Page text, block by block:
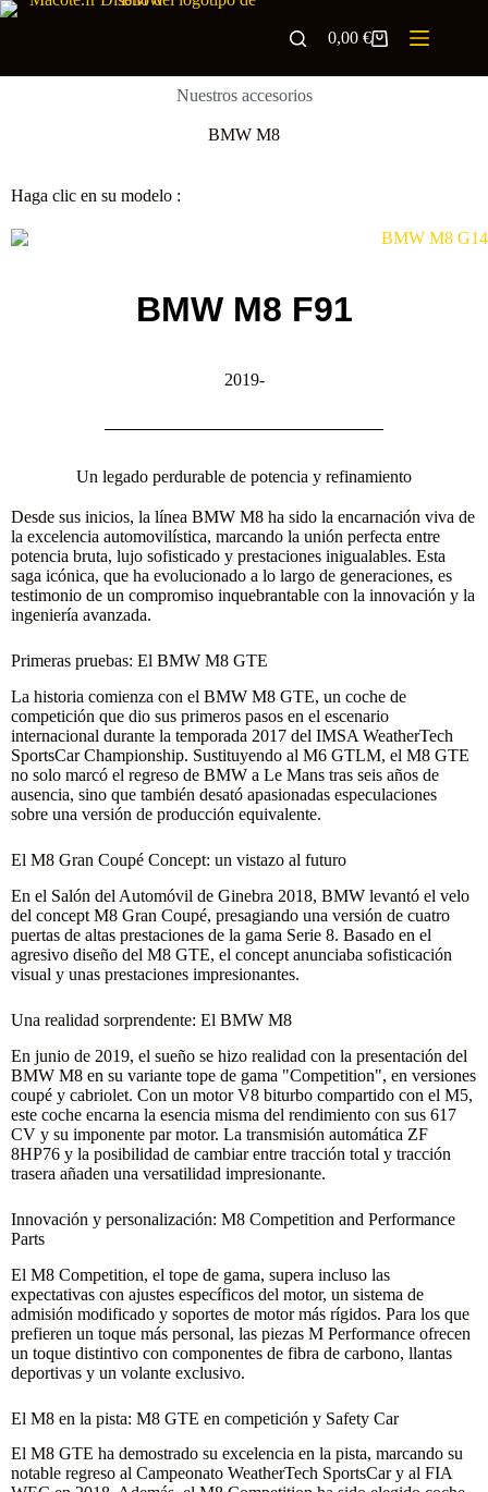
0,00€
Nuestros accesorios
BMW M8
Haga clic en su modelo :
BMW M8 F91
2019-
Un legado perdurable de potencia y refinamiento
Desde sus inicios, la línea BMW M8 ha sido la encarnación viva de
la excelencia automovilística, marcando la unión perfecta entre
potencia bruta, lujo sofisticado y prestaciones inigualables. Esta
saga icónica, que ha evolucionado a lo largo de generaciones, es
testimonio de un compromiso inquebrantable con la innovación y la
ingeniería avanzada.
Primeras pruebas: El BMW M8 GTE
La historia comienza con el BMW M8 GTE, un coche de
competición que dio sus primeros pasos en el escenario
internacional durante la temporada 2017 del IMSA WeatherTech
SportsCar Championship. Sustituyendo al M6 GTLM, el M8 GTE
no solo marcó el regreso de BMW a Le Mans tras seis años de
ausencia, sino que también desató apasionadas especulaciones
sobre una versión de producción equivalente.
El M8 Gran Coupé Concept: un vistazo al futuro
En el Salón del Automóvil de Ginebra 2018, BMW levantó el velo
del concept M8 Gran Coupé, presagiando una versión de cuatro
puertas de altas prestaciones de la gama Serie 8. Basado en el
agresivo diseño del M8 GTE, el concept anunciaba sofisticación
visual y unas prestaciones impresionantes.
Una realidad sorprendente: El BMW M8
En junio de 2019, el sueño se hizo realidad con la presentación del
BMW M8 en su variante tope de gama "Competition", en versiones
coupé y cabriolet. Con un motor V8 biturbo compartido con el M5,
este coche encarna la esencia misma del rendimiento con sus 617
CV y su imponente par motor. La transmisión automática ZF
8HP76 y la posibilidad de cambiar entre tracción total y tracción
trasera añaden una versatilidad impresionante.
Innovación y personalización: M8 Competition and Performance
Parts
El M8 Competition, el tope de gama, supera incluso las
expectativas con ajustes específicos del motor, un sistema de
admisión modificado y soportes de motor más rígidos. Para los que
prefieren un toque más personal, las piezas M Performance ofrecen
un toque distintivo con componentes de fibra de carbono, llantas
deportivas y un volante exclusivo.
El M8 en la pista: M8 GTE en competición y Safety Car
El M8 GTE ha demostrado su excelencia en la pista, marcando su
notable regreso al Campeonato WeatherTech SportsCar y al FIA